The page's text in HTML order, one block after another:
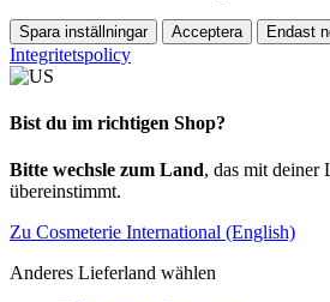
Spara inställningar Acceptera Endast
Integritetspolicy
Bist du im richtigen Shop?
Bitte wechsle zum Land, das mit deiner
übereinstimmt.
Zu Cosmeterie International (English)
Anderes Lieferland wählen